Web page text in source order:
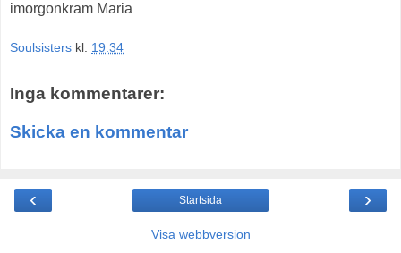
imorgonkram Maria
Soulsisters kl. 19:34
Inga kommentarer:
Skicka en kommentar
‹ ›
Startsida
Visa webbversion